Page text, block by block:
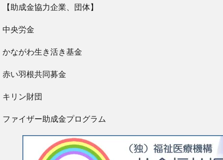
【助成金協力企業、団体】
中央労金
かながわ生き活き基金
赤い羽根共同募金
キリン財団
ファイザー助成金プログラム